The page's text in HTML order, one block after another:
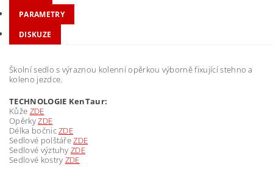
PARAMETRY
DISKUZE
Školní sedlo s výraznou kolenní opěrkou výborně fixující stehno a
koleno jezdce.
TECHNOLOGIE KenTaur:
Kůže ZDE
OpěrkyZDE
Délka bočnicZDE
Sedlové polštářeZDE
Sedlové výztuhyZDE
Sedlové kostry ZDE